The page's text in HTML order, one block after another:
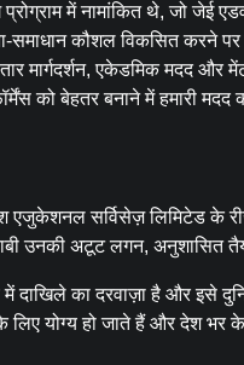
में नामांकित थे, जो जेई
समाधान कौशल विकसित करने
मार्गदर्शन, एकेडमिक मदद
को बेहतर बनाने में हमारी मदद
एजुकेशनल सर्विसेज़ लिमिटेड के
उनकी अटूट लगन,
दाखिले का दरवाज़ा है और इसे
लिए योग्य हो जाते हैं और देश